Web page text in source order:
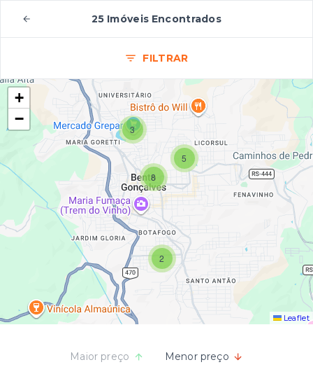
25 Imóveis Encontrados
FILTRAR
3
2
5
8
+
−
Leaflet
Maior preço Menor preço